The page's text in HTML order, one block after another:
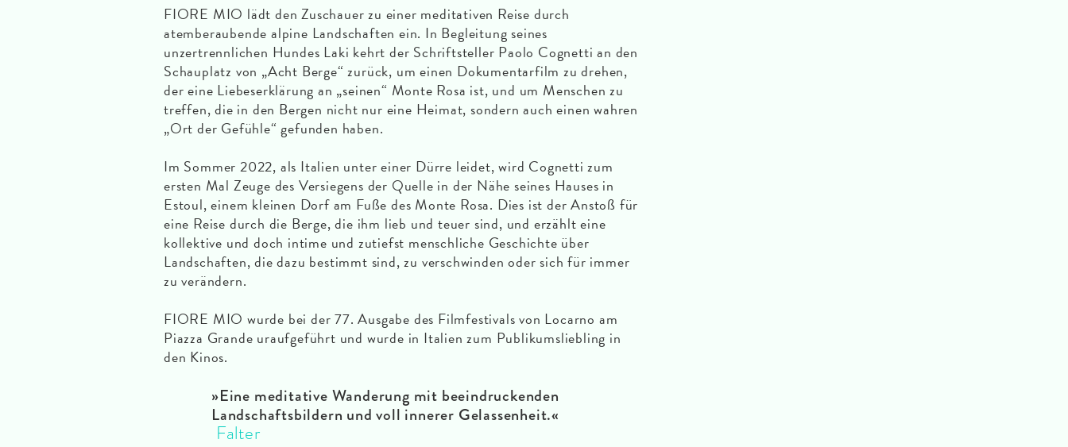
FIORE MIO lädt den Zuschauer zu einer meditativen Reise durch
atemberaubende alpine Landschaften ein. In Begleitung seines
unzertrennlichen Hundes Laki kehrt der Schriftsteller Paolo Cognetti an den
Schauplatz von „Acht Berge“ zurück, um einen Dokumentarfilm zu drehen,
der eine Liebeserklärung an „seinen“ Monte Rosa ist, und um Menschen zu
treffen, die in den Bergen nicht nur eine Heimat, sondern auch einen wahren
„Ort der Gefühle“ gefunden haben.
Im Sommer 2022, als Italien unter einer Dürre leidet, wird Cognetti zum
ersten Mal Zeuge des Versiegens der Quelle in der Nähe seines Hauses in
Estoul, einem kleinen Dorf am Fuße des Monte Rosa. Dies ist der Anstoß für
eine Reise durch die Berge, die ihm lieb und teuer sind, und erzählt eine
kollektive und doch intime und zutiefst menschliche Geschichte über
Landschaften, die dazu bestimmt sind, zu verschwinden oder sich für immer
zu verändern.
FIORE MIO wurde bei der 77. Ausgabe des Filmfestivals von Locarno am
Piazza Grande uraufgeführt und wurde in Italien zum Publikumsliebling in
den Kinos.
»Eine meditative Wanderung mit beeindruckenden
Landschaftsbildern und voll innerer Gelassenheit.«
Falter